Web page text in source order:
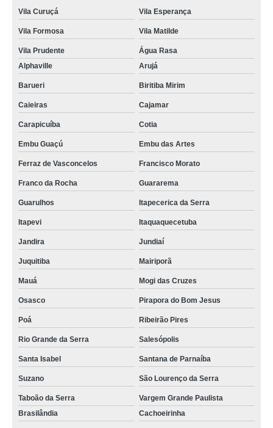
Vila Curuçá Vila Esperança
Vila Formosa Vila Matilde
Vila Prudente
Água Rasa
Alphaville
Arujá
Barueri Biritiba Mirim
Caieiras Cajamar
Carapicuíba Cotia
Embu Guaçú Embu das Artes
Ferraz de Vasconcelos Francisco Morato
Franco da Rocha Guararema
Guarulhos Itapecerica da Serra
Itapevi Itaquaquecetuba
Jandira Jundiaí
Juquitiba Mairiporã
Mauá Mogi das Cruzes
Osasco Pirapora do Bom Jesus
Poá Ribeirão Pires
Rio Grande da Serra Salesópolis
Santa Isabel Santana de Parnaíba
Suzano São Lourenço da Serra
Taboão da Serra
Vargem Grande Paulista
Brasilândia
Cachoeirinha